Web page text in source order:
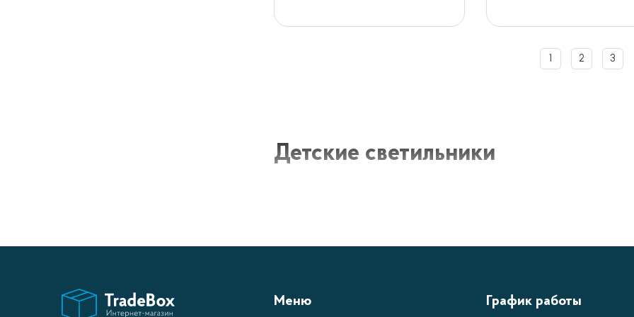
2 3
Детские светильники
Детские светильники - это особая категория освещения,
Меню График работы